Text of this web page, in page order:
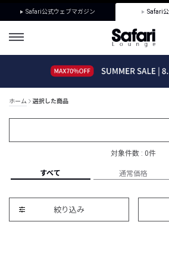
Safari公式ウェブマガジン Safari
ホーム 選択した商品
対象件数 : 0件
すべて 通常価格
絞り込み